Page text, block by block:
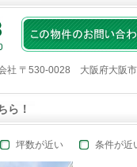
社 〒530-0028 大阪府大阪
ら！
坪数が近い 条件が近